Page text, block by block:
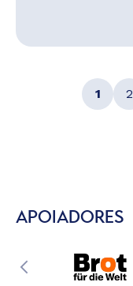
1 2
APOIADORES